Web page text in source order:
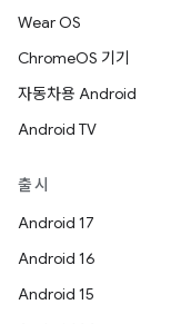
Wear OS
ChromeOS 기기
자동차용 Android
Android TV
출시
Android 17
Android 16
Android 15